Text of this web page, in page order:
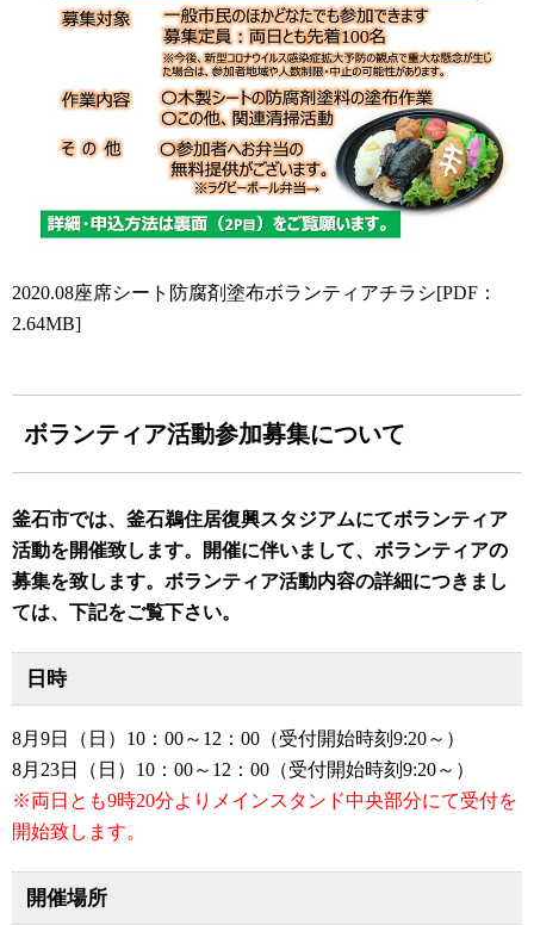
2020.08座席シート防腐剤塗布ボランティアチラシ[PDF：
2.64MB]
ボランティア活動参加募集について
釜石市では、釜石鵜住居復興スタジアムにてボランティア
活動を開催致します。開催に伴いまして、ボランティアの
募集を致します。ボランティア活動内容の詳細につきまし
ては、下記をご覧下さい。
日時
8月9日（日）10：00～12：00（受付開始時刻9:20～）
8月23日（日）10：00～12：00（受付開始時刻9:20～）
※両日とも9時20分よりメインスタンド中央部分にて受付を
開始致します。
開催場所